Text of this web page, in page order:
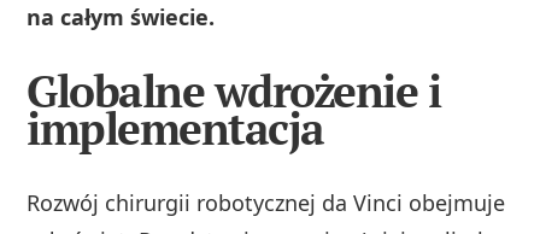
na całym świecie.
Globalne wdrożenie i
implementacja
Rozwój chirurgii robotycznej da Vinci obejmuje